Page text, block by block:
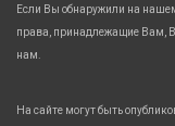
Если Вы обнаружили на
права, принадлежащие Вам,
нам.
На сайте могут быть